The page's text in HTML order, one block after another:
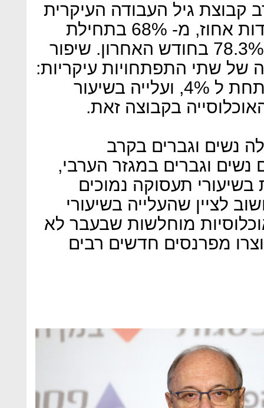
קבוצת גיל העבודה העיקרית
(גילאי 25-64) יעלה ב- 10 נקודות אחוז, מ- 68% בתחילת
העשור לשיא של כל הזמנים - 78.3% בחודש האחרון. שיפור
שתי התפתחויות עיקריות:
ירידה בשיעור האבטלה, אל מתחת ל 4%, ועלייה בשיעור
נשים וגברים בקרב
נשים וגברים במגזר הערבי,
תעסוקה נמוכים
לציין שהעלייה בשיעורי
מוחלשות שבעבר לא
מפרנסים חדשים רבים